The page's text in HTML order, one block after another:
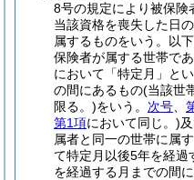
8号の規定により被保険
当該資格を喪失した日
属するものをいう。以
保険者が属する世帯で
において「特定月」と
の間にあるもの(当該世
限る。)をいう。 次号
第1項において同じ。)
属者と同一の世帯に属
て特定月以後5年を経過
を経過する月までの間